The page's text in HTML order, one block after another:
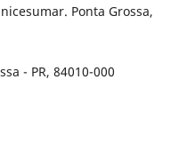
Ponta Grossa,
- PR, 84010-000